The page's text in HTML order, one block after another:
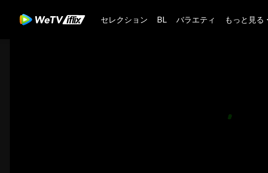
セレクション BL バラエティ もっと見る